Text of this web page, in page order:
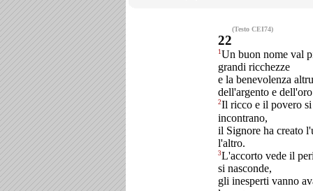
(Testo CEI74)
22
1Un buon nome val
grandi ricchezze
e la benevolenza
dell'argento e
2Il ricco e il povero si
incontrano,
il Signore ha creato
l'altro.
3L'accorto vede il
si nasconde,
gli inesperti vanno